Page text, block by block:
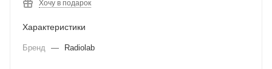
Хочу в подарок
Характеристики
Бренд — Radiolab